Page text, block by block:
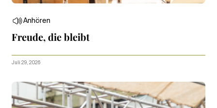
Anhören
Freude, die bleibt
Juli 29, 2026